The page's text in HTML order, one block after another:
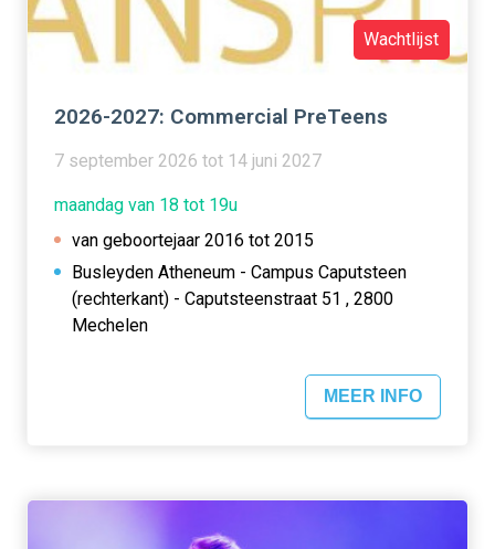
Wachtlijst
2026-2027: Commercial PreTeens
7 september 2026 tot 14 juni 2027
maandag van 18 tot 19u
van geboortejaar 2016 tot 2015
Busleyden Atheneum - Campus Caputsteen
(rechterkant) - Caputsteenstraat 51 , 2800
Mechelen
MEER INFO